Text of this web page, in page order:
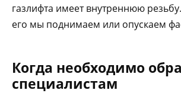
газлифта имеет внутреннюю
его мы поднимаем или опускаем
Когда необходимо
специалистам